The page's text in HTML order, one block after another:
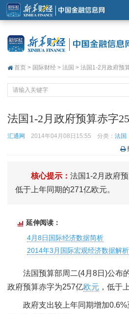
首页 > 国际财经 > 法国 > 法国1-2月政府预
法国1-2月政府预算赤字
汇通网 2014年04月08日15:55 分类： 法国
核心提示： 法国1-2月政府
低于上年同期的271亿欧元。
延伸阅读：
4月8日国际经济数据简析
2014年3月国际宏观经济数据解析
法国预算部周二(4月8日)公布
政府预算赤字为257亿欧元 ，低于
政府支出较上年同期增加